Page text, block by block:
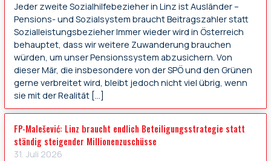
Jeder zweite Sozialhilfebezieher in Linz ist Ausländer –
Pensions- und Sozialsystem braucht Beitragszahler statt
Sozialleistungsbezieher Immer wieder wird in Österreich
behauptet, dass wir weitere Zuwanderung brauchen
würden, um unser Pensionssystem abzusichern. Von
dieser Mär, die insbesondere von der SPÖ und den Grünen
gerne verbreitet wird, bleibt jedoch nicht viel übrig, wenn
sie mit der Realität […]
FP-Malešević: Linz braucht endlich Beteiligungsstrategie statt
ständig steigender Millionenzuschüsse
31. Juli 2026